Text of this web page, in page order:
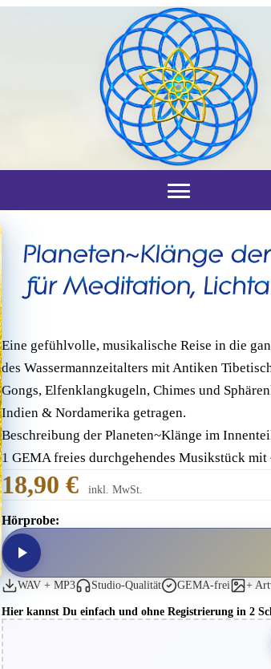
Eine gefühlvolle, musikalische Reise in die
des Wassermannzeitalters mit Antiken
Gongs, Elfenklangkugeln, Chimes und
Indien & Nordamerika getragen.
Beschreibung der Planeten~Klänge im
1 GEMA freies durchgehendes Musikstück
18,90 € inkl. MwSt.
Hörprobe:
WAV + MP3 Studio-Qualität GEMA-frei +
Hier kannst Du einfach und ohne Registrierung in 2